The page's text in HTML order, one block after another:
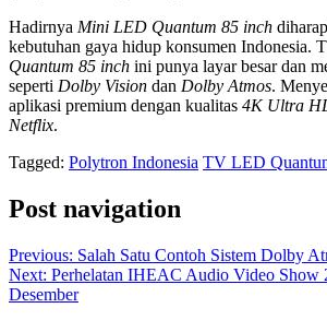
Hadirnya Mini LED Quantum 85 inch
kebutuhan gaya hidup konsumen Indonesia.
Quantum 85 inch ini punya layar besar dan
seperti Dolby Vision dan Dolby Atmos.
aplikasi premium dengan kualitas 4K Ultra
Netflix.
Tagged: Polytron Indonesia TV LED
Post navigation
Previous: Salah Satu Contoh Sistem Dolby
Next: Perhelatan IHEAC Audio Video Show
Desember